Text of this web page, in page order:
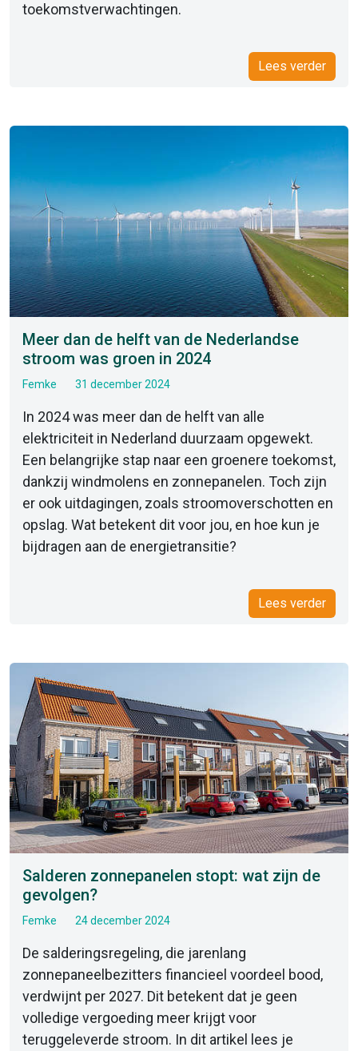
toekomstverwachtingen.
Lees verder
Meer dan de helft van de Nederlandse
stroom was groen in 2024
Femke 31 december 2024
In 2024 was meer dan de helft van alle
elektriciteit in Nederland duurzaam opgewekt.
Een belangrijke stap naar een groenere toekomst,
dankzij windmolens en zonnepanelen. Toch zijn
er ook uitdagingen, zoals stroomoverschotten en
opslag. Wat betekent dit voor jou, en hoe kun je
bijdragen aan de energietransitie?
Lees verder
Salderen zonnepanelen stopt: wat zijn de
gevolgen?
Femke 24 december 2024
De salderingsregeling, die jarenlang
zonnepaneelbezitters financieel voordeel bood,
verdwijnt per 2027. Dit betekent dat je geen
volledige vergoeding meer krijgt voor
teruggeleverde stroom. In dit artikel lees je